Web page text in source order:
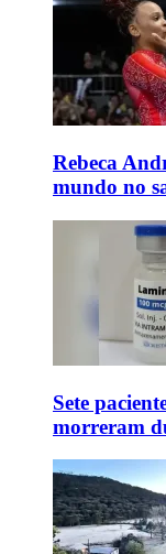
Rebeca
mundo no
Sete
morreram